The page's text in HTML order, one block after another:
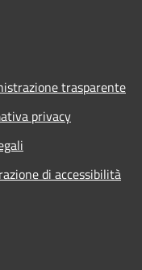
trasparente
privacy
di accessibilità